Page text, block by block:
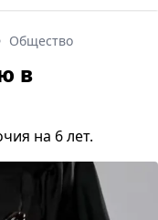
Общество
в
на 6 лет.